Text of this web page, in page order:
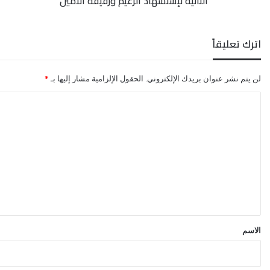
اترك تعليقاً
لن يتم نشر عنوان بريدك الإلكتروني. الحقول الإلزامية مشار إليها بـ *
*الاسم